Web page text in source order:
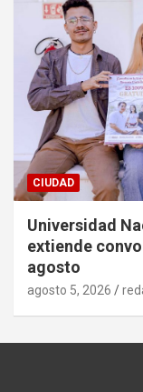
CIUDAD
Universidad
extiende
agosto
agosto 5, 2026